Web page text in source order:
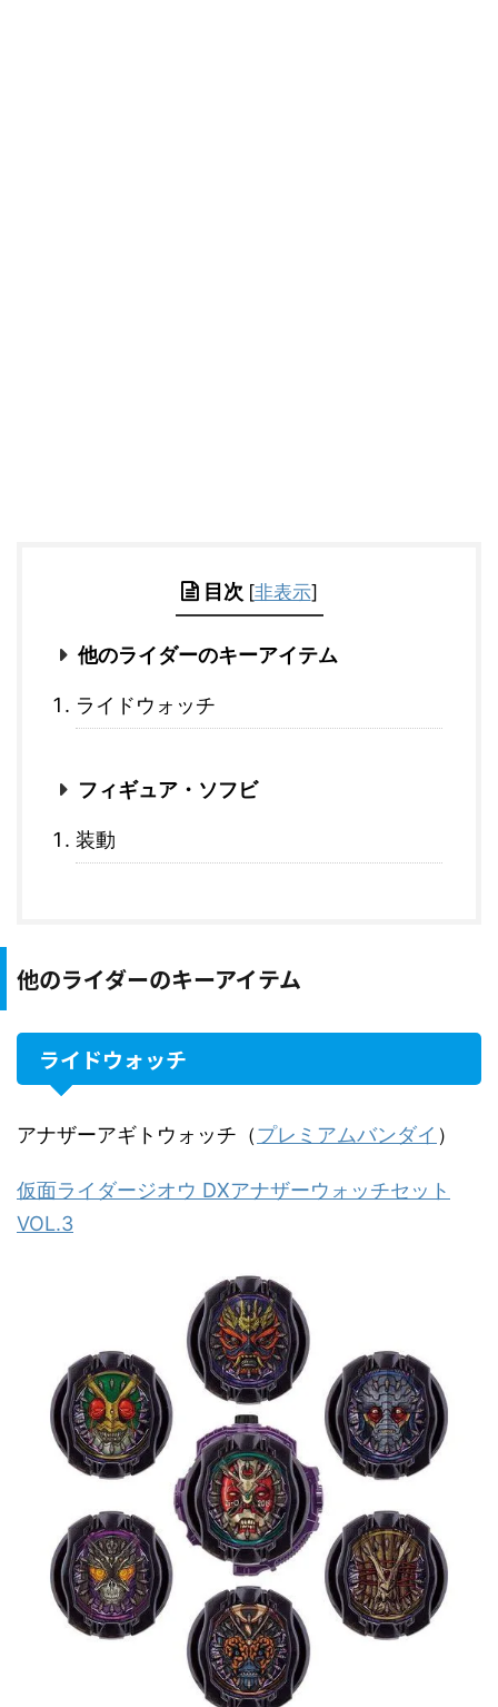
目次 [非表示]
他のライダーのキーアイテム
ライドウォッチ
フィギュア・ソフビ
装動
他のライダーのキーアイテム
ライドウォッチ
アナザーアギトウォッチ（プレミアムバンダイ ）
仮面ライダージオウ DXアナザーウォッチセット
VOL.3